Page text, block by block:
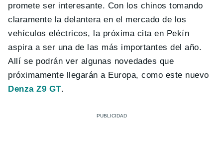
promete ser interesante. Con los chinos tomando
claramente la delantera en el mercado de los
vehículos eléctricos, la próxima cita en Pekín
aspira a ser una de las más importantes del año.
Allí se podrán ver algunas novedades que
próximamente llegarán a Europa, como este nuevo
Denza Z9 GT.